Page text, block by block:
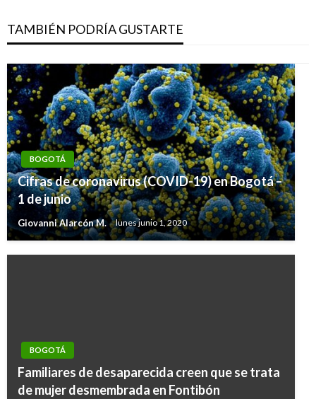
TAMBIÉN PODRÍA GUSTARTE
BOGOTÁ
Cifras de coronavirus (COVID-19) en Bogotá –
1 de junio
Giovanni Alarcón M. lunes junio 1, 2020
BOGOTÁ
Familiares de desaparecida creen que se trata
de mujer desmembrada en Fontibón